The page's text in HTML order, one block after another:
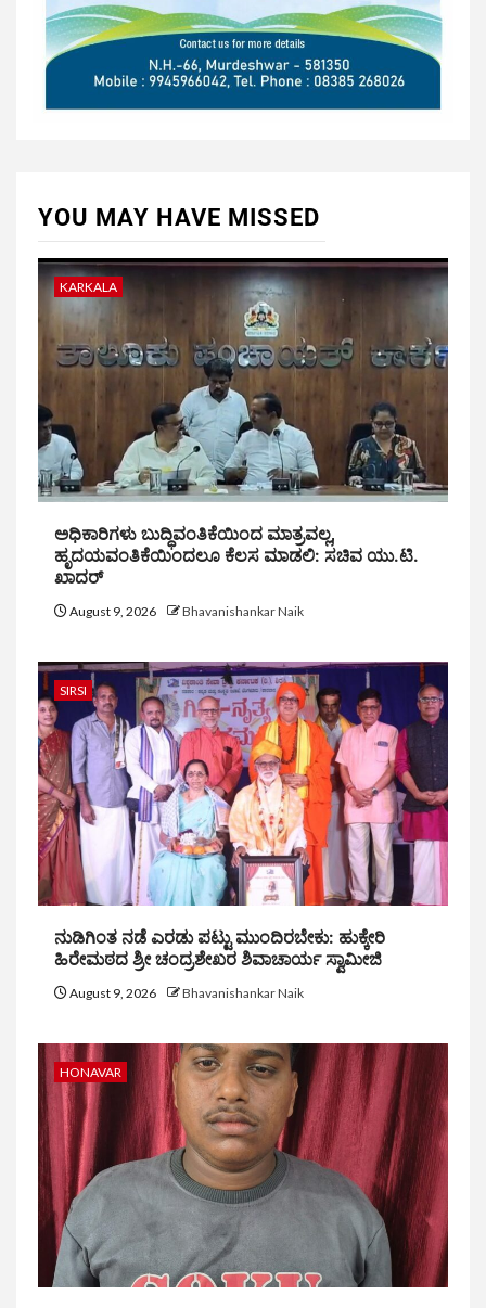
YOU MAY HAVE MISSED
KARKALA
ಅಧಿಕಾರಿಗಳು ಬುದ್ಧಿವಂತಿಕೆಯಿಂದ ಮಾತ್ರವಲ್ಲ,
ಹೃದಯವಂತಿಕೆಯಿಂದಲೂ ಕೆಲಸ ಮಾಡಲಿ: ಸಚಿವ ಯು.ಟಿ.
ಖಾದರ್
August 9, 2026 Bhavanishankar Naik
SIRSI
ನುಡಿಗಿಂತ ನಡೆ ಎರಡು ಪಟ್ಟು ಮುಂದಿರಬೇಕು: ಹುಕ್ಕೇರಿ
ಹಿರೇಮಠದ ಶ್ರೀ ಚಂದ್ರಶೇಖರ ಶಿವಾಚಾರ್ಯ ಸ್ವಾಮೀಜಿ
August 9, 2026 Bhavanishankar Naik
HONAVAR